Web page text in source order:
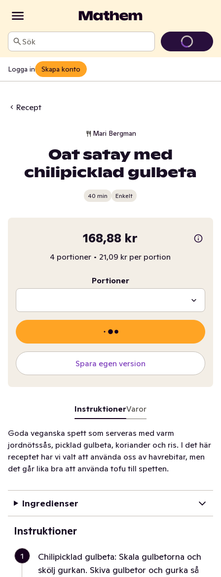
Sök
Logga in Skapa konto
Recept
Mari Bergman
Oat satay med
chilipicklad gulbeta
40 min Enkelt
168,88 kr
4 portioner • 21,09 kr per portion
Portioner
Spara egen version
InstruktionerVaror
Goda veganska spett som serveras med varm
jordnötssås, picklad gulbeta, koriander och ris. I det här
receptet har vi valt att använda oss av havrebitar, men
det går lika bra att använda tofu till spetten.
Ingredienser
Instruktioner
1
Chilipicklad gulbeta: Skala gulbetorna och
skölj gurkan. Skiva gulbetor och gurka så